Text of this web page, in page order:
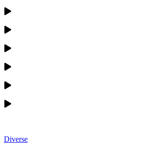
Diverse